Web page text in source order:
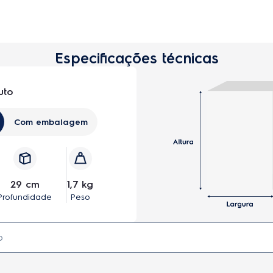
Sensor Antiqueda Experience até 2h20 min Cinza
Especificações técnicas
Com embalagem
29 cm 1,7 kg
Peso